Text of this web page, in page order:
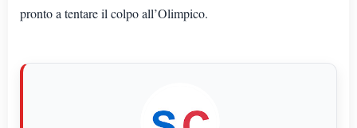
pronto a tentare il colpo all’Olimpico.